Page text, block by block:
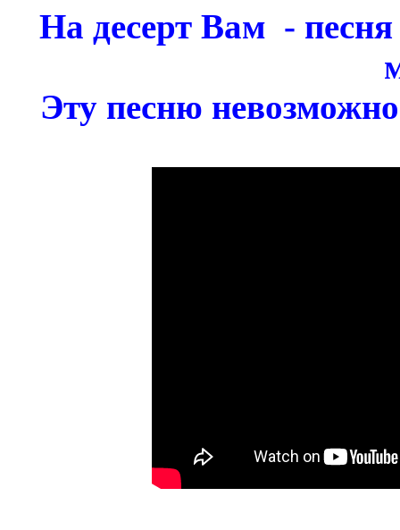
На десерт Вам -
Эту песню